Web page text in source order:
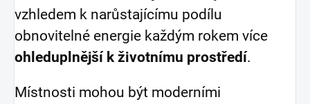
vzhledem k narůstajícímu podílu
obnovitelné energie každým rokem více
ohleduplnější k životnímu prostředí.
Místnosti mohou být moderními